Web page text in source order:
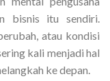
bisnis itu sendiri.
atau kondisi
kali menjadi hal
ke depan.